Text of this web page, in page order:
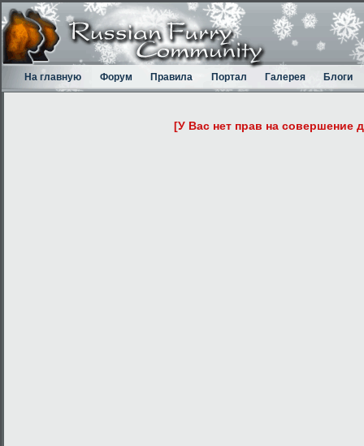
На главную Форум Правила Портал Галерея Блоги
[У Вас нет прав на совершение